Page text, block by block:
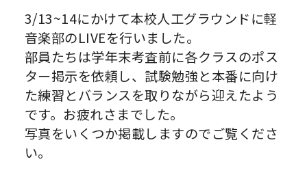
3/13~14にかけて本校人工グラウンドに軽
音楽部のLIVEを行いました。
部員たちは学年末考査前に各クラスのポス
ター掲示を依頼し、試験勉強と本番に向け
た練習とバランスを取りながら迎えたよう
です。お疲れさまでした。
写真をいくつか掲載しますのでご覧くださ
い。